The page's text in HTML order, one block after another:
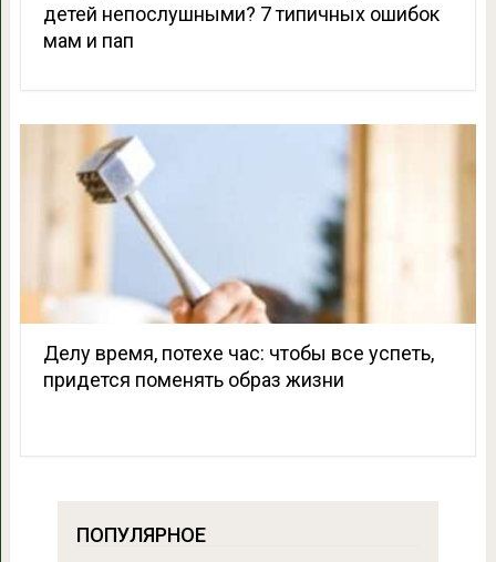
детей непослушными? 7 типичных ошибок
мам и пап
Делу время, потехе час: чтобы все успеть,
придется поменять образ жизни
ПОПУЛЯРНОЕ